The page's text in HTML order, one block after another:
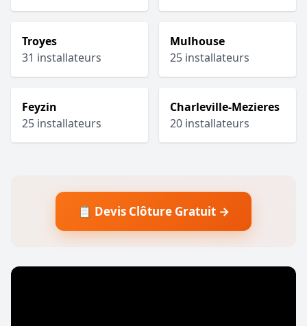
Troyes
31 installateurs
Mulhouse
25 installateurs
Feyzin
25 installateurs
Charleville-Mezieres
20 installateurs
📋 Devis Clôture Gratuit →